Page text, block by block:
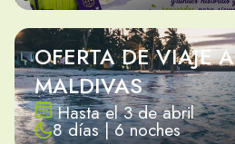
OFERTA DE VIAJE A
MALDIVAS
Hasta el 3 de abril
8 días | 6 noches